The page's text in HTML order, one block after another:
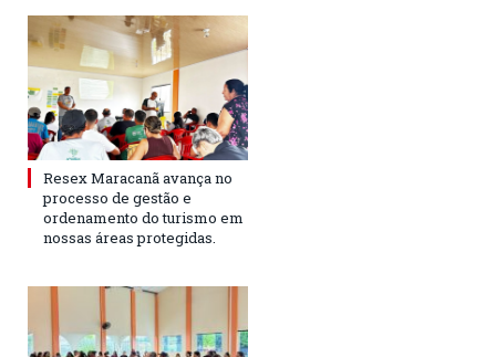
Resex Maracanã avança no
processo de gestão e
ordenamento do turismo em
nossas áreas protegidas.